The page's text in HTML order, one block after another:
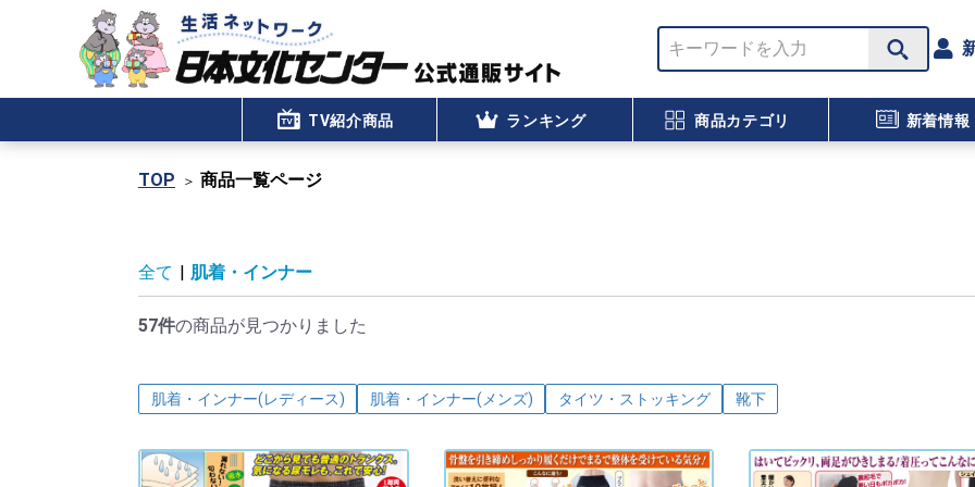
TV紹介商品 ランキング 商品カテゴリ 新着情報
TOP 商品一覧ページ
全て | 肌着・インナー
57件の商品が見つかりました
肌着・インナー(レディース) 肌着・インナー(メンズ) タイツ・ストッキング 靴下